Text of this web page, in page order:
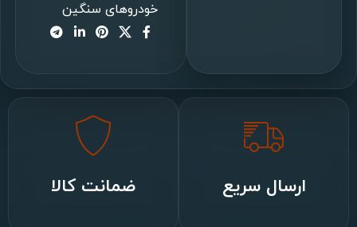
خودروهای سنگین
ارسال سریع ضمانت کالا